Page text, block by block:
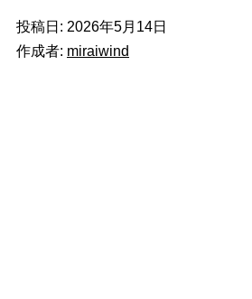
投稿日: 2026年5月14日
作成者: miraiwind